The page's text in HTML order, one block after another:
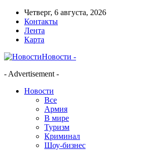
Четверг, 6 августа, 2026
Контакты
Лента
Карта
Новости -
- Advertisement -
Новости
Все
Армия
В мире
Туризм
Криминал
Шоу-бизнес